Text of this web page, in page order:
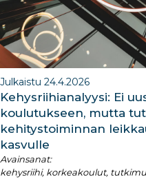
Julkaistu 24.4.2026
Kehysriihianalyysi: Ei
koulutukseen, mutta
kehitystoiminnan
kasvulle
Avainsanat:
kehysriihi, korkeakoulut,